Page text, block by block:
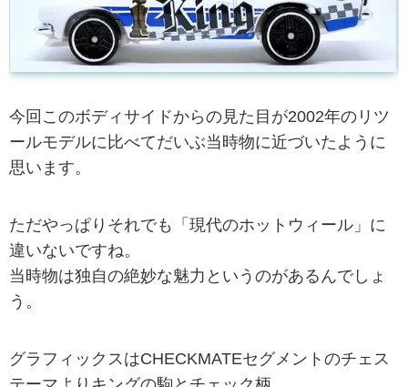
今回このボディサイドからの見た目が2002年のリツ
ールモデルに比べてだいぶ当時物に近づいたように
思います。
ただやっぱりそれでも「現代のホットウィール」に
違いないですね。
当時物は独自の絶妙な魅力というのがあるんでしょ
う。
グラフィックスはCHECKMATEセグメントのチェス